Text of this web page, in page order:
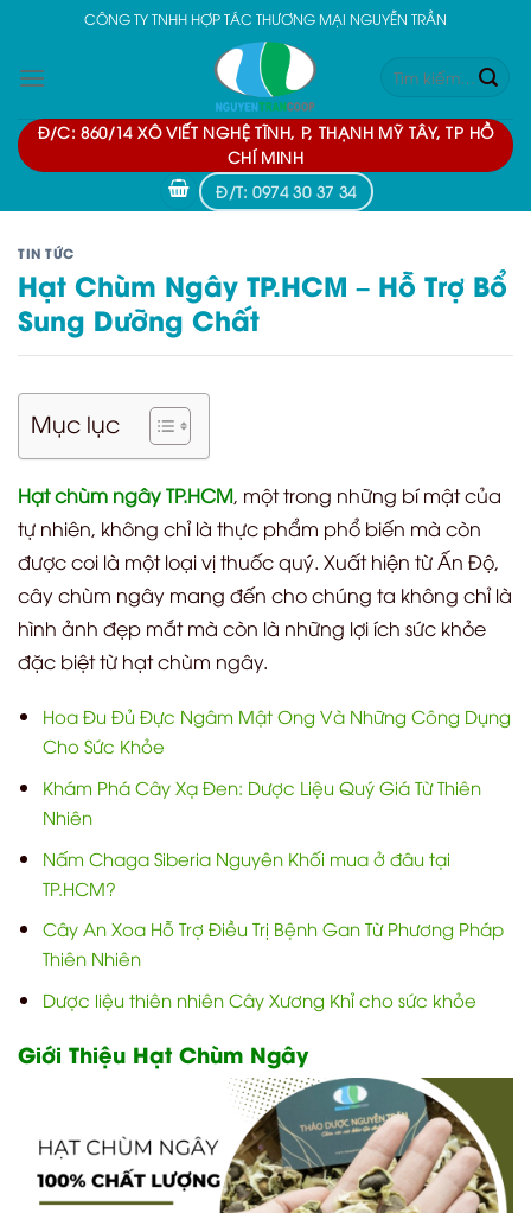
content
CÔNG TY TNHH HỢP TÁC THƯƠNG MẠI NGUYỄN TRẦN
Tìm
kiếm:
Đ/C: 860/14 XÔ VIẾT NGHỆ TĨNH, P, THẠNH MỸ TÂY, TP HỒ
CHÍ MINH
Đ/T: 0974 30 37 34
TIN TỨC
Hạt Chùm Ngây TP.HCM – Hỗ Trợ Bổ
Sung Dưỡng Chất
Mục lục
Hạt chùm ngây TP.HCM, một trong những bí mật của
tự nhiên, không chỉ là thực phẩm phổ biến mà còn
được coi là một loại vị thuốc quý. Xuất hiện từ Ấn Độ,
cây chùm ngây mang đến cho chúng ta không chỉ là
hình ảnh đẹp mắt mà còn là những lợi ích sức khỏe
đặc biệt từ hạt chùm ngây.
Hoa Đu Đủ Đực Ngâm Mật Ong Và Những Công Dụng
Cho Sức Khỏe
Khám Phá Cây Xạ Đen: Dược Liệu Quý Giá Từ Thiên
Nhiên
Nấm Chaga Siberia Nguyên Khối mua ở đâu tại
TP.HCM?
Cây An Xoa Hỗ Trợ Điều Trị Bệnh Gan Từ Phương Pháp
Thiên Nhiên
Dược liệu thiên nhiên Cây Xương Khỉ cho sức khỏe
Giới Thiệu Hạt Chùm Ngây